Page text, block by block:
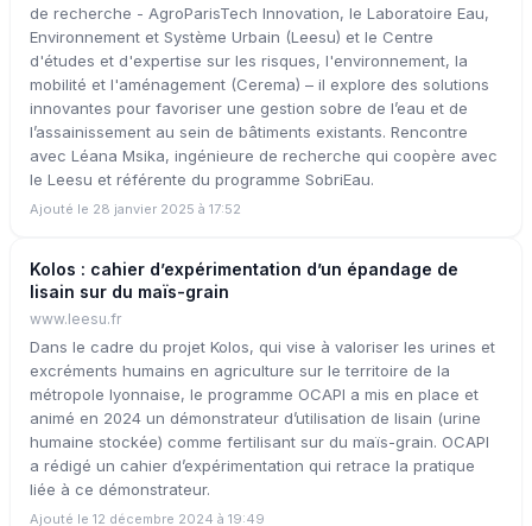
de recherche - AgroParisTech Innovation, le Laboratoire Eau,
Environnement et Système Urbain (Leesu) et le Centre
d'études et d'expertise sur les risques, l'environnement, la
mobilité et l'aménagement (Cerema) – il explore des solutions
innovantes pour favoriser une gestion sobre de l’eau et de
l’assainissement au sein de bâtiments existants. Rencontre
avec Léana Msika, ingénieure de recherche qui coopère avec
le Leesu et référente du programme SobriEau.
Ajouté le 28 janvier 2025 à 17:52
Kolos : cahier d’expérimentation d’un épandage de
lisain sur du maïs-grain
www.leesu.fr
Dans le cadre du projet Kolos, qui vise à valoriser les urines et
excréments humains en agriculture sur le territoire de la
métropole lyonnaise, le programme OCAPI a mis en place et
animé en 2024 un démonstrateur d’utilisation de lisain (urine
humaine stockée) comme fertilisant sur du maïs-grain. OCAPI
a rédigé un cahier d’expérimentation qui retrace la pratique
liée à ce démonstrateur.
Ajouté le 12 décembre 2024 à 19:49